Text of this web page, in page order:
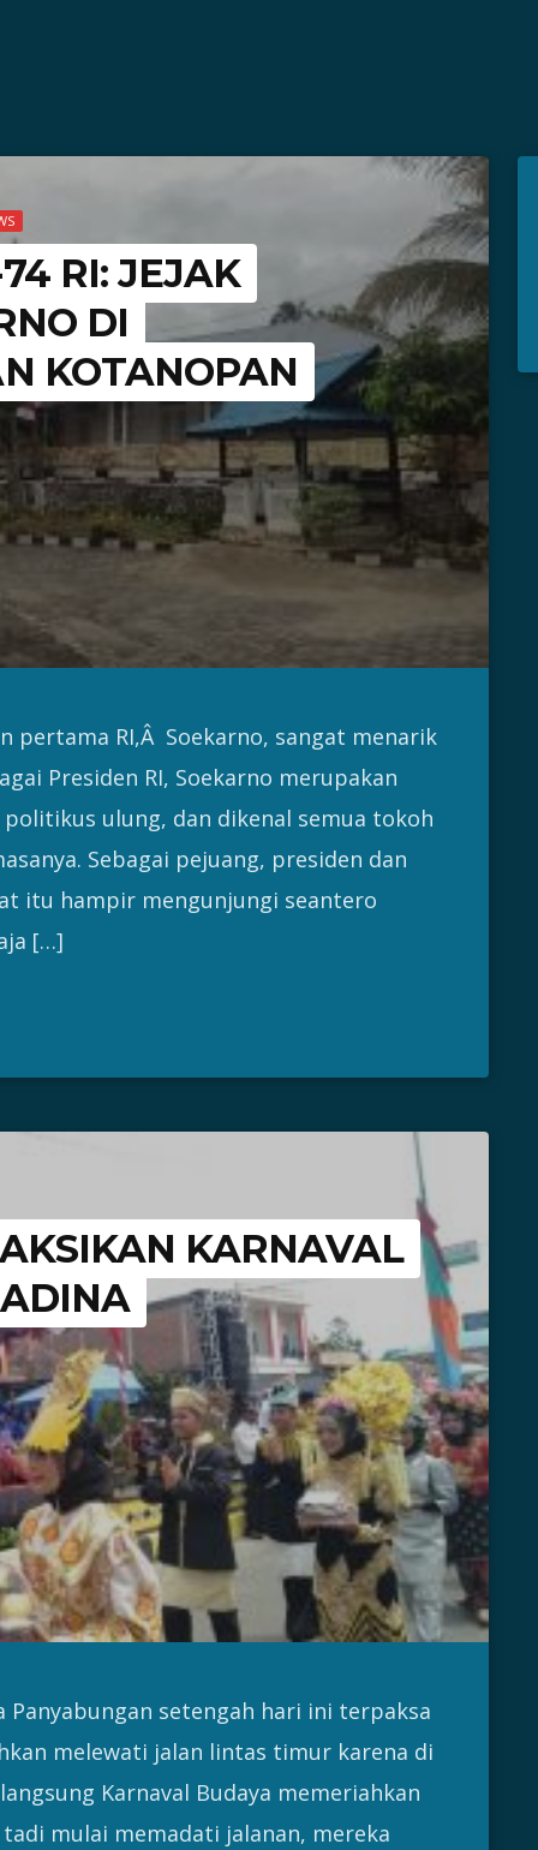
RI: JEJAK
DI
KOTANOPAN
pertama RI,Â Soekarno, sangat menarik
Presiden RI, Soekarno merupakan
ulung, dan dikenal semua tokoh
Sebagai pejuang, presiden dan
itu hampir mengunjungi seantero
[…]
KARNAVAL
Panyabungan setengah hari ini terpaksa
melewati jalan lintas timur karena di
Karnaval Budaya memeriahkan
mulai memadati jalanan, mereka